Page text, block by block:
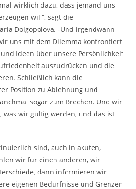
wirklich dazu, dass jemand uns
will“, sagt die
Dolgopolova. -Und irgendwann
uns mit dem Dilemma konfrontiert
Ideen über unsere Persönlichkeit
auszudrücken und die
Schließlich kann die
Position zu Ablehnung und
sogar zum Brechen. Und wir
was wir gültig werden, und das ist
sind, auch in akuten,
wir für einen anderen, wir
dann informieren wir
eigenen Bedürfnisse und Grenzen